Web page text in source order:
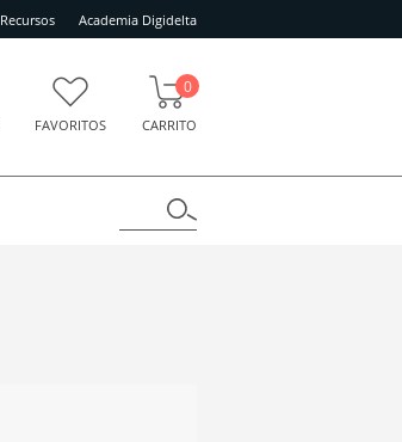
Recursos Academia Digidelta
FAVORITOS CARRITO
0